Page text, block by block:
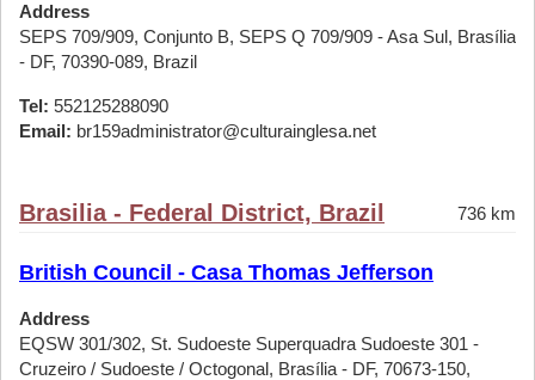
Address
SEPS 709/909, Conjunto B, SEPS Q 709/909 - Asa Sul, Brasília
- DF, 70390-089, Brazil
Tel: 552125288090
Email: br159administrator@culturainglesa.net
Brasilia - Federal District, Brazil 736 km
British Council - Casa Thomas Jefferson
Address
EQSW 301/302, St. Sudoeste Superquadra Sudoeste 301 -
Cruzeiro / Sudoeste / Octogonal, Brasília - DF, 70673-150,